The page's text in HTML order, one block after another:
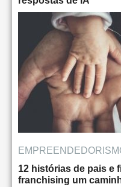
12 histórias de pais e
franchising um